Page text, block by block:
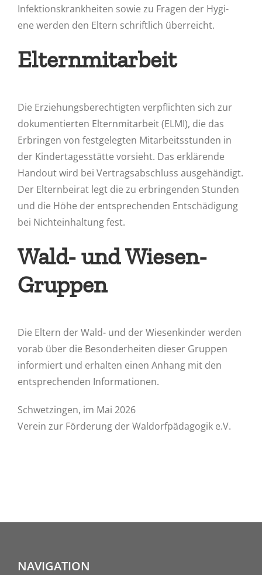
Infektionskrankheiten sowie zu Fragen der Hygi-
ene werden den Eltern schriftlich überreicht.
Elternmitarbeit
Die Erziehungsberechtigten verpflichten sich zur
dokumentierten Elternmitarbeit (ELMI), die das
Erbringen von festgelegten Mitarbeitsstunden in
der Kindertagesstätte vorsieht. Das erklärende
Handout wird bei Vertragsabschluss ausgehändigt.
Der Elternbeirat legt die zu erbringenden Stunden
und die Höhe der entsprechenden Entschädigung
bei Nichteinhaltung fest.
Wald- und Wiesen-
Gruppen
Die Eltern der Wald- und der Wiesenkinder werden
vorab über die Besonderheiten dieser Gruppen
informiert und erhalten einen Anhang mit den
entsprechenden Informationen.
Schwetzingen, im Mai 2026
Verein zur Förderung der Waldorfpädagogik e.V.
NAVIGATION